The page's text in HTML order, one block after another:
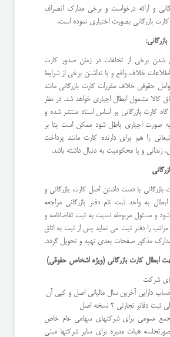
و ارائه درخواست و برخی مدارک انصراف
کارت بازرگانی بصورت اختیاری نموده است.
برخی از تخلفات در زمان صدور کارت
اطلاعات خلاف واقع و یا نداشتن برخی از شرایط
حقوقی خلاف مقررات کارت بازرگانی مانند
کالا مشمول ابطال اجباری خواهد شد. در نظر
کارت بازرگانی بر اساس اسناد منتشر شده و
صورت اجباری باطل شود ممکن است بنا بر
را هم برای دارنده کارت مانند پرداخت
و یا محکومیت به دنبال داشته باشد.
بازرگانی با دست داشتن اصل کارت بازرگانی و
به واحد ثبت نام دفتر بازرگانی مراجعه
شود و مسئول مربوطه نسبت به ثبت تقاضانامه و
را دفتر ثبت می نماید پس از ثبت به اتاق
مدارك مذكور صفحات بعدی تهیه و تحویل گردد.
ابطال کارت بازرگانی (ویژه اشخاص حقوقی)
دارایی آخرین سال مالیاتی اصل و كپی آن
دفاتر تجارتی 2 نسخه اصل
عمومی برای شركتهای سهامی عام خاص
هیات مدیره برای سایر شركتها مبنی